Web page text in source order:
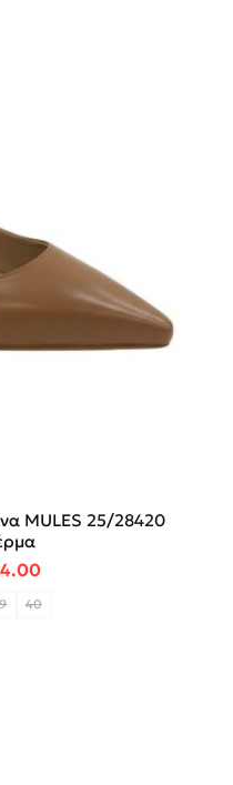
MULES 25/28420
price was: €129.95.
Η τρέχουσα τιμή
40